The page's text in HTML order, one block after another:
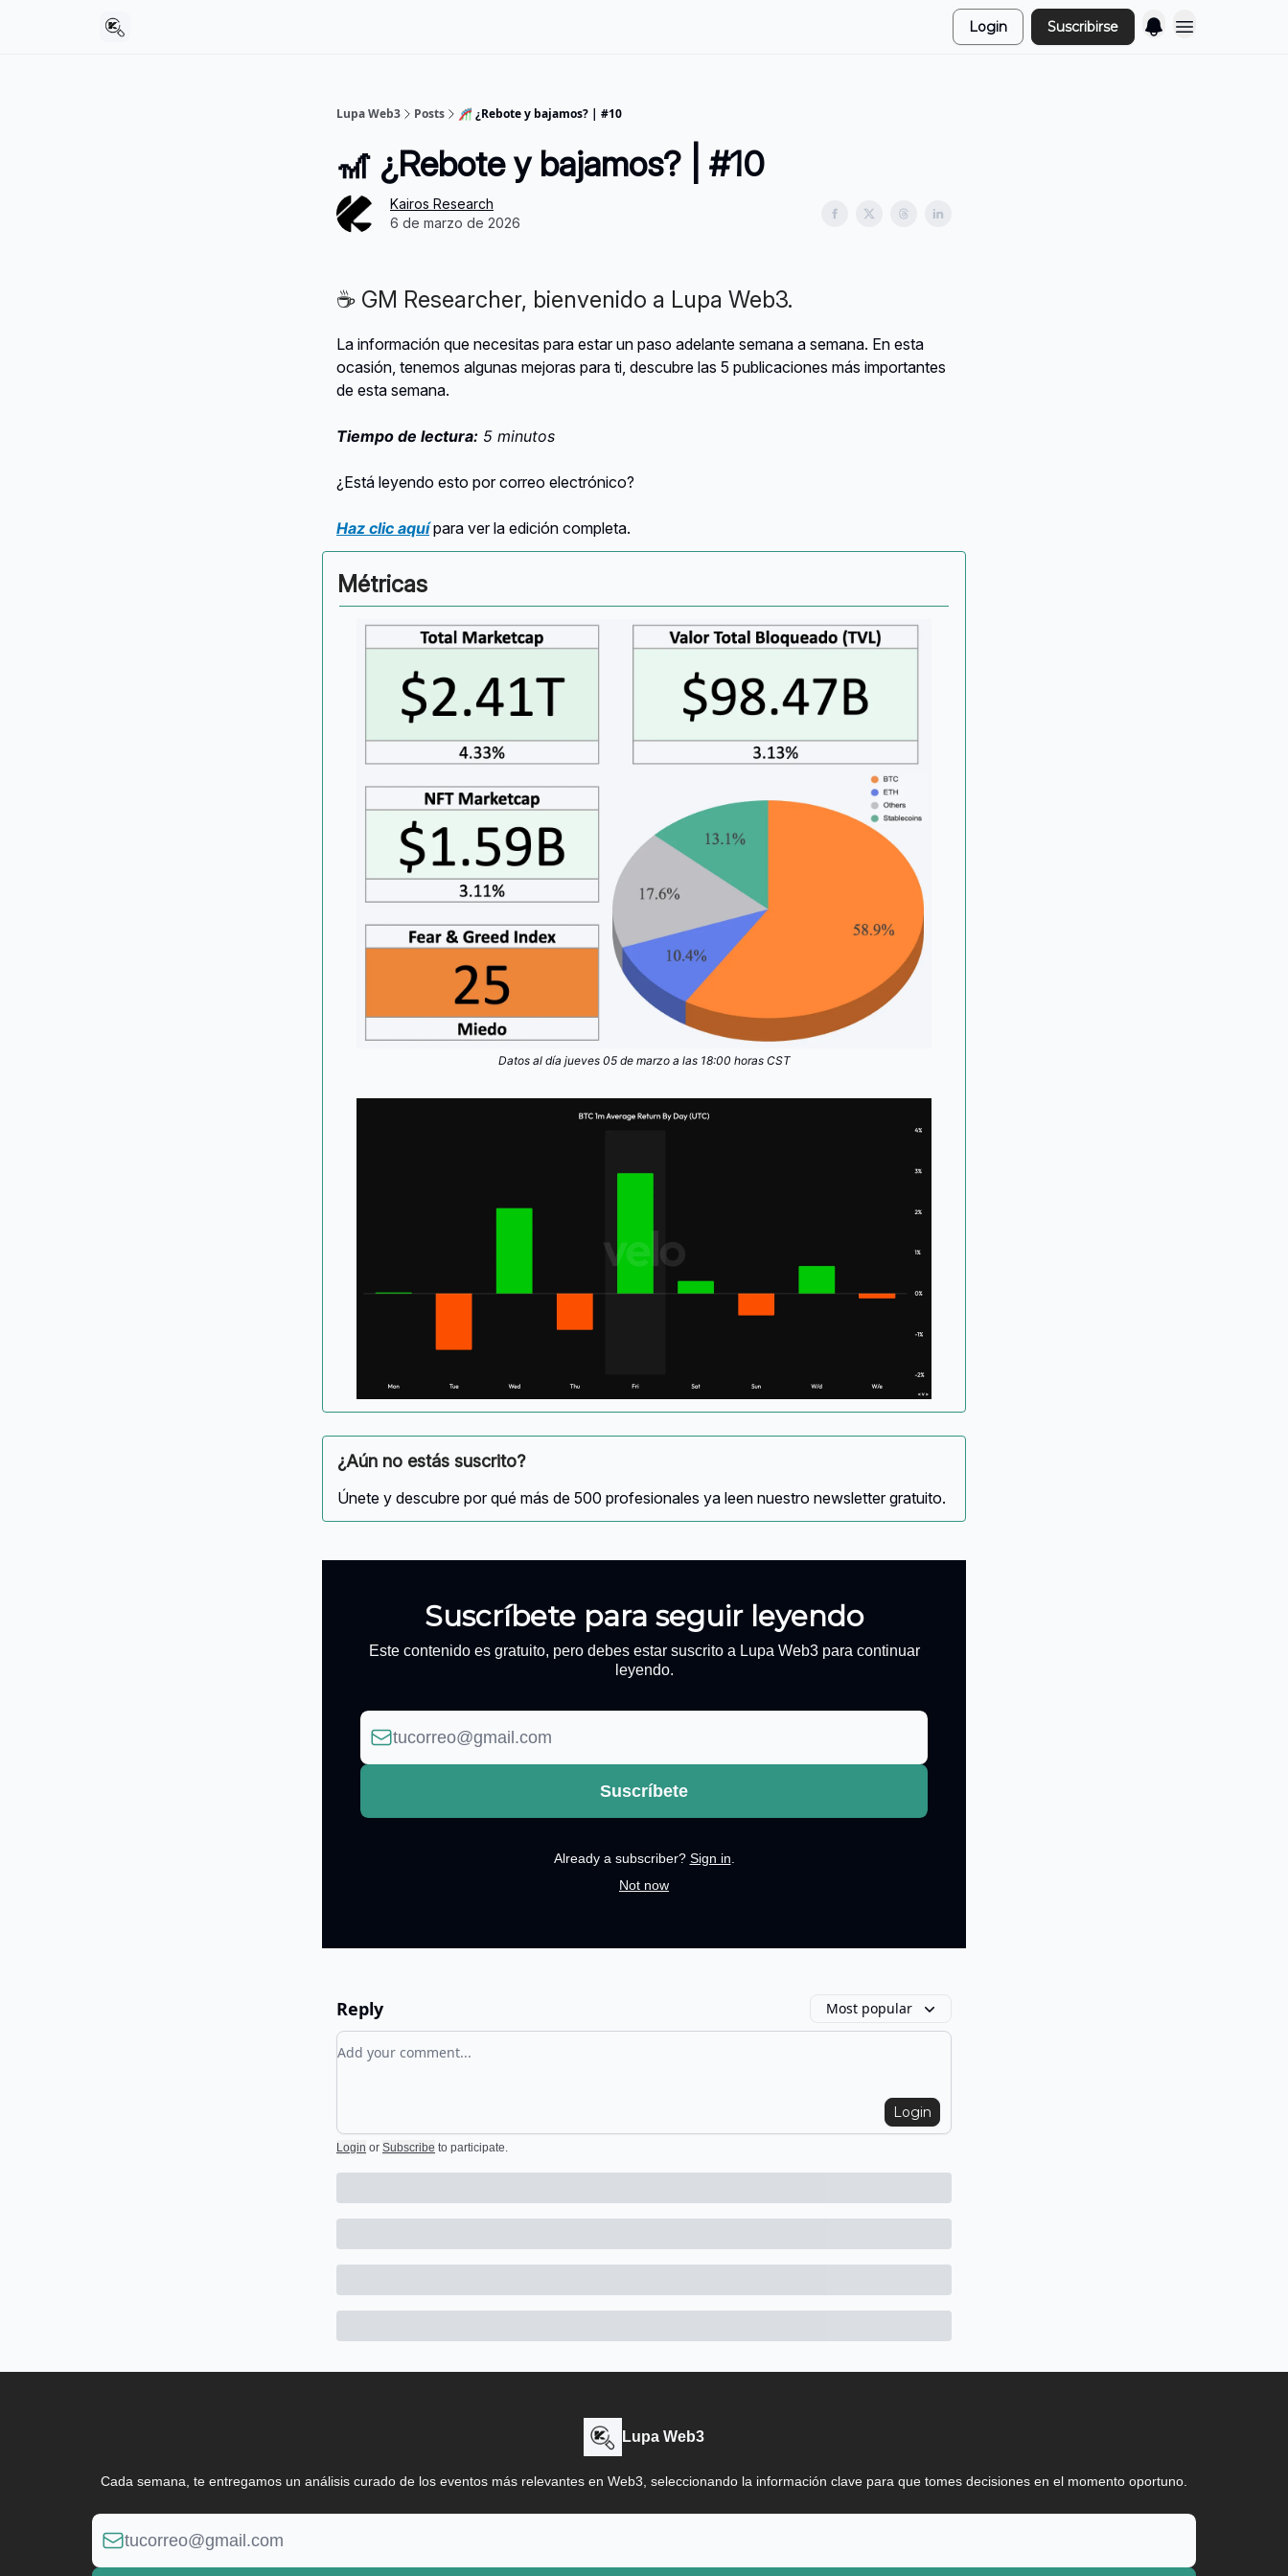
Login Suscribirse
Lupa Web3 Posts 🎢 ¿Rebote y bajamos? | #10
🎢 ¿Rebote y bajamos? | #10
Kairos Research
6 de marzo de 2026
☕ GM Researcher, bienvenido a Lupa Web3.
La información que necesitas para estar un paso adelante semana a semana. En esta
ocasión, tenemos algunas mejoras para ti, descubre las 5 publicaciones más importantes
de esta semana.
Tiempo de lectura: 5 minutos
¿Está leyendo esto por correo electrónico?
Haz clic aquípara ver la edición completa.
Métricas
Datos al día jueves 05 de marzo a las 18:00 horas CST
¿Aún no estás suscrito?
Únete y descubre por qué más de 500 profesionales ya leen nuestro newsletter gratuito.
Suscríbete para seguir leyendo
Este contenido es gratuito, pero debes estar suscrito a Lupa Web3 para continuar
leyendo.
Already a subscriber? Sign in.
Not now
Reply Most popular
Add your comment
Login
Login or Subscribe to participate.
Lupa Web3
Cada semana, te entregamos un análisis curado de los eventos más relevantes en Web3, seleccionando la información clave para que tomes decisiones en el momento oportuno.